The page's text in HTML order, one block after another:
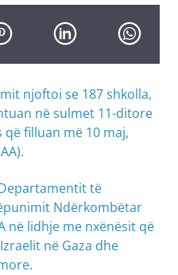
njoftoi se 187 shkolla,
në sulmet 11-ditore
që filluan më 10 maj,
të
Ndërkombëtar
në lidhje me nxënësit që
në Gaza dhe